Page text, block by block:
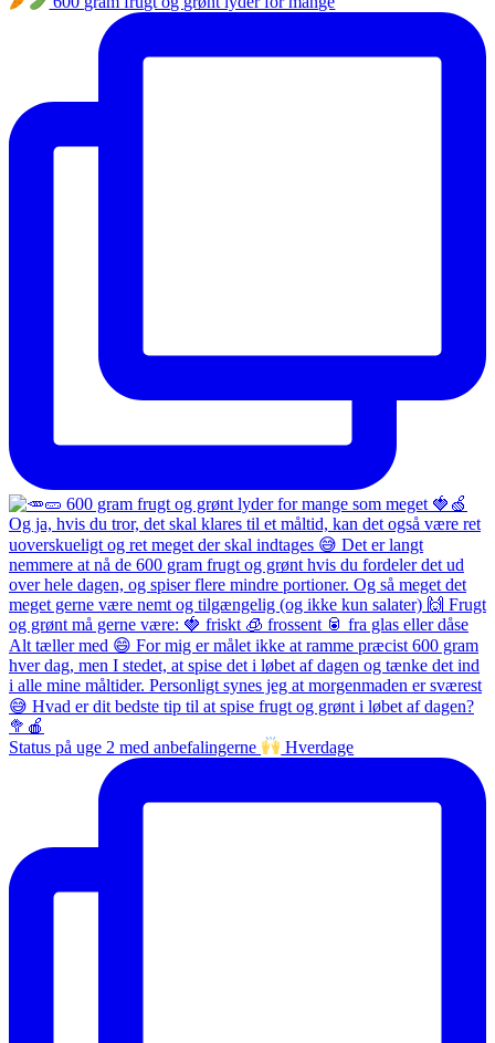
Status på uge 2 med anbefalingerne Hverdage